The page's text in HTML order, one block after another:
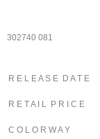
302740 081
R E L E A S E D A T E
R E T A I L P R I C E
C O L O R W A Y